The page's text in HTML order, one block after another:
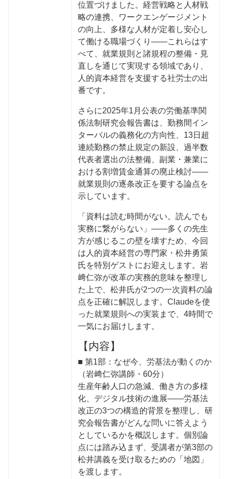
位置づけました。経営戦略と人材戦
略の連携、ワークエンゲージメント
の向上、多様な人材が定着し安心し
て働ける職場づくり——これらはす
べて、就業規則と諸規程の整備・見
直しを通じて実現する領域であり、
人的資本経営を支援する社労士の出
番です。
さらに2025年1月公表の労働基準関
係法制研究会報告書は、勤務間イン
ターバルの義務化の方向性、13日超
連続勤務の禁止規定の新設、過半数
代表者選出の法整備、副業・兼業に
おける割増賃金通算の廃止検討——
就業規則の逐条改正を要する論点を
示しています。
「資料は読む時間がない。読んでも
実務に繋がらない」——多くの先生
方が感じるこの壁を壊すため、今回
は人的資本経営の専門家・松井勇策
氏を特別ゲストにお迎えします。岩
﨑仁弥が改革の実務的意味を整理し
た上で、松井氏が2つの一次資料の論
点を正確に解説します。Claudeを使
った就業規則への実装まで、4時間で
一気にお届けします。
【内容】
■ 第1部：なぜ今、労基法が動くのか
（岩﨑仁弥講師・60分）
生産年齢人口の急減、働き方の多様
化、デジタル技術の進展——労基法
改正の3つの構造的背景を整理し、研
究会報告書がどんな問いに答えよう
としているかを概説します。個別論
点には踏み込まず、受講者が第3部の
松井講義を受け取るための「地図」
を渡します。